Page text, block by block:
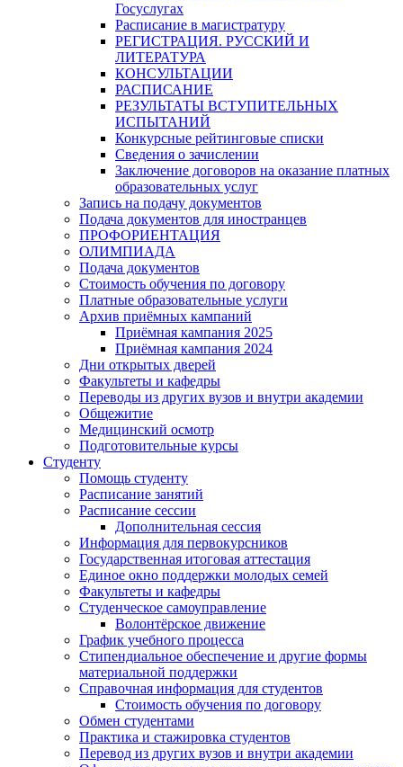
Госуслугах
Расписание в магистратуру
РЕГИСТРАЦИЯ. РУССКИЙ И
ЛИТЕРАТУРА
КОНСУЛЬТАЦИИ
РАСПИСАНИЕ
РЕЗУЛЬТАТЫ ВСТУПИТЕЛЬНЫХ
ИСПЫТАНИЙ
Конкурсные рейтинговые списки
Сведения о зачислении
Заключение договоров на оказание платных
образовательных услуг
Запись на подачу документов
Подача документов для иностранцев
ПРОФОРИЕНТАЦИЯ
ОЛИМПИАДА
Подача документов
Стоимость обучения по договору
Платные образовательные услуги
Архив приёмных кампаний
Приёмная кампания 2025
Приёмная кампания 2024
Дни открытых дверей
Факультеты и кафедры
Переводы из других вузов и внутри академии
Общежитие
Медицинский осмотр
Подготовительные курсы
Студенту
Помощь студенту
Расписание занятий
Расписание сессии
Дополнительная сессия
Информация для первокурсников
Государственная итоговая аттестация
Единое окно поддержки молодых семей
Факультеты и кафедры
Студенческое самоуправление
Волонтёрское движение
График учебного процесса
Стипендиальное обеспечение и другие формы
материальной поддержки
Справочная информация для студентов
Cтоимость обучения по договору
Обмен студентами
Практика и стажировка студентов
Перевод из других вузов и внутри академии